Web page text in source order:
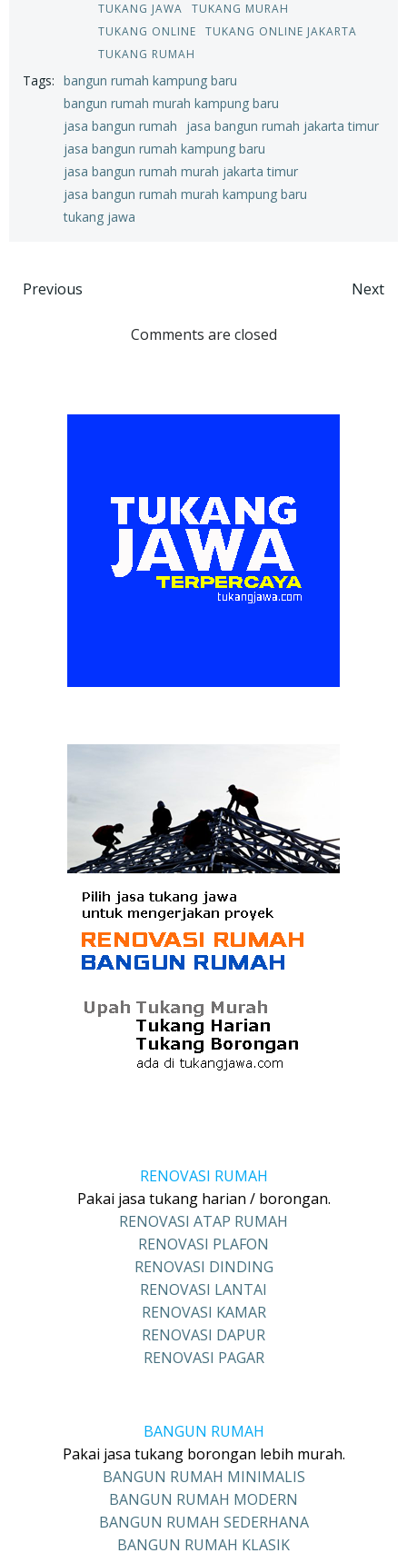
TUKANG JAWA
TUKANG MURAH
TUKANG ONLINE
TUKANG ONLINE JAKARTA
TUKANG RUMAH
Tags: bangun rumah kampung baru
bangun rumah murah kampung baru
jasa bangun rumah
jasa bangun rumah jakarta timur
jasa bangun rumah kampung baru
jasa bangun rumah murah jakarta timur
jasa bangun rumah murah kampung baru
tukang jawa
Post
navigation
Previous
navigation
Next
Comments are closed
RENOVASI RUMAH
Pakai jasa tukang harian / borongan.
RENOVASI ATAP RUMAH
RENOVASI PLAFON
RENOVASI DINDING
RENOVASI LANTAI
RENOVASI KAMAR
RENOVASI DAPUR
RENOVASI PAGAR
BANGUN RUMAH
Pakai jasa tukang borongan lebih murah.
BANGUN RUMAH MINIMALIS
BANGUN RUMAH MODERN
BANGUN RUMAH SEDERHANA
BANGUN RUMAH KLASIK